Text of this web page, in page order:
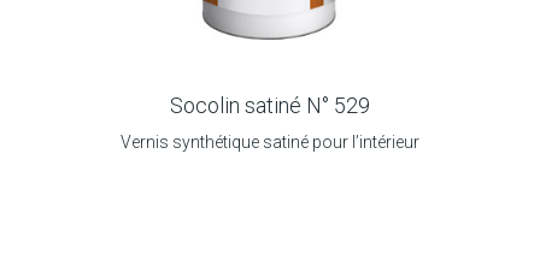
Socolin satiné N° 529
Vernis synthétique satiné pour l’intérieur